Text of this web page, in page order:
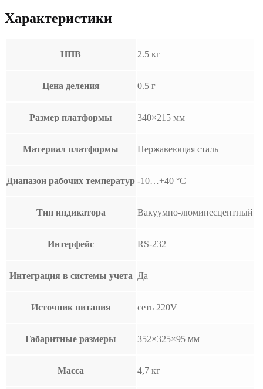
Характеристики
НПВ 2.5 кг
Цена деления 0.5 г
Размер платформы 340×215 мм
Материал платформы Нержавеющая сталь
Диапазон рабочих температур -10…+40 °С
Тип индикатора Вакуумно-люминесцентный
Интерфейс RS-232
Интеграция в системы учета Да
Источник питания сеть 220V
Габаритные размеры 352×325×95 мм
Масса 4,7 кг